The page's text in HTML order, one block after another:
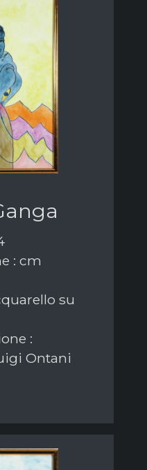
: cm
su
:
Ontani